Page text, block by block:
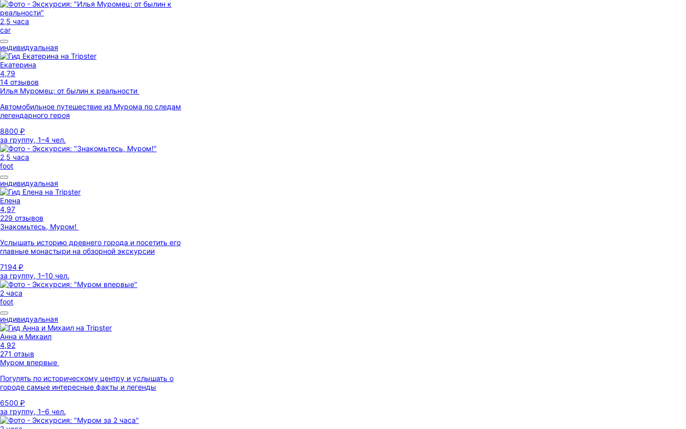
2,5 часа
car
индивидуальная
Екатерина
4,79
14 отзывов
Илья Муромец: от былин к реальности
Автомобильное путешествие из Мурома по следам
легендарного героя
8800 ₽
за группу, 1–4 чел.
2,5 часа
foot
индивидуальная
Елена
4,97
229 отзывов
Знакомьтесь, Муром!
Услышать историю древнего города и посетить его
главные монастыри на обзорной экскурсии
7194 ₽
за группу, 1–10 чел.
2 часа
foot
индивидуальная
Анна и Михаил
4,92
271 отзыв
Муром впервые
Погулять по историческому центру и услышать о
городе самые интересные факты и легенды
6500 ₽
за группу, 1–6 чел.